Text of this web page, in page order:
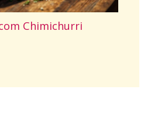
Chimichurri